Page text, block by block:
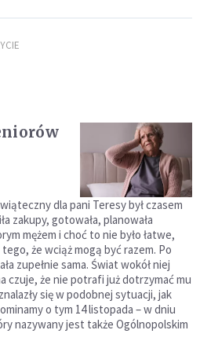
dla pani Teresy był czasem
zakupy, gotowała, planowała
mężem i choć to nie było łatwe,
że wciąż mogą być razem. Po
zupełnie sama. Świat wokół niej
czuje, że nie potrafi już dotrzymać mu
się w podobnej sytuacji, jak
o tym 14 listopada – w dniu
nazywany jest także Ogólnopolskim